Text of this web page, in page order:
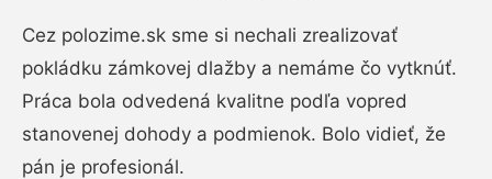
Cez polozime.sk sme si nechali zrealizovať
pokládku zámkovej dlažby a nemáme čo vytknúť.
Práca bola odvedená kvalitne podľa vopred
stanovenej dohody a podmienok. Bolo vidieť, že
pán je profesionál.